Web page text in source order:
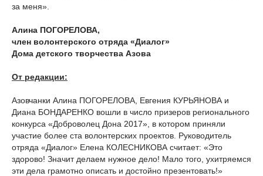
за меня».
Алина ПОГОРЕЛОВА,
член волонтерского отряда «Диалог»
Дома детского творчества Азова
От редакции:
Азовчанки Алина ПОГОРЕЛОВА, Евгения КУРЬЯНОВА и
Диана БОНДАРЕНКО вошли в число призеров регионального
конкурса «Доброволец Дона 2017», в котором приняли
участие более ста волонтерских проектов. Руководитель
отряда «Диалог» Елена КОЛЕСНИКОВА считает: «Это
здорово! Значит делаем нужное дело! Мало того, ухитряемся
эти дела грамотно описать и достойно презентовать!»